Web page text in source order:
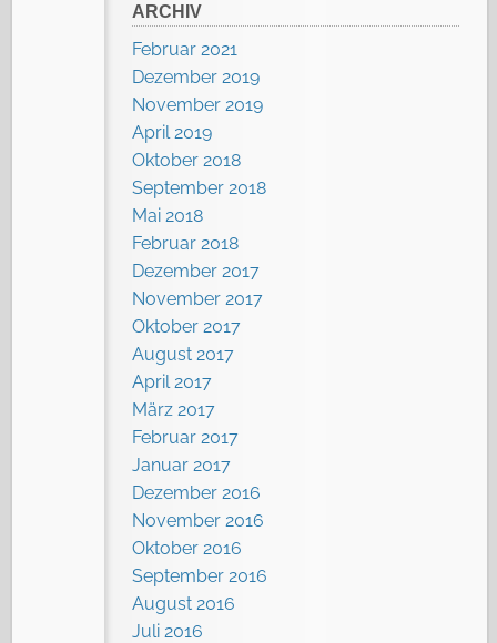
ARCHIV
Februar 2021
Dezember 2019
November 2019
April 2019
Oktober 2018
September 2018
Mai 2018
Februar 2018
Dezember 2017
November 2017
Oktober 2017
August 2017
April 2017
März 2017
Februar 2017
Januar 2017
Dezember 2016
November 2016
Oktober 2016
September 2016
August 2016
Juli 2016